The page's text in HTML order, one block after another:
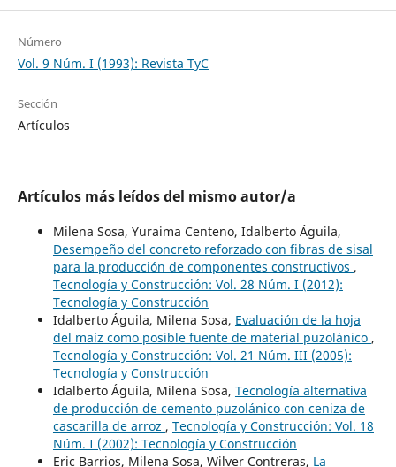
Número
Vol. 9 Núm. I (1993): Revista TyC
Sección
Artículos
Artículos más leídos del mismo autor/a
Milena Sosa, Yuraima Centeno, Idalberto Águila,
Desempeño del concreto reforzado con fibras de sisal
para la producción de componentes constructivos ,
Tecnología y Construcción: Vol. 28 Núm. I (2012):
Tecnología y Construcción
Idalberto Águila, Milena Sosa, Evaluación de la hoja
del maíz como posible fuente de material puzolánico ,
Tecnología y Construcción: Vol. 21 Núm. III (2005):
Tecnología y Construcción
Idalberto Águila, Milena Sosa, Tecnología alternativa
de producción de cemento puzolánico con ceniza de
cascarilla de arroz , Tecnología y Construcción: Vol. 18
Núm. I (2002): Tecnología y Construcción
Eric Barrios, Milena Sosa, Wilver Contreras, La